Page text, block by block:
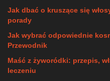
Jak dbać o kruszące się
porady
Jak wybrać odpowiednie
Przewodnik
Maść z żyworódki: przepis,
leczeniu